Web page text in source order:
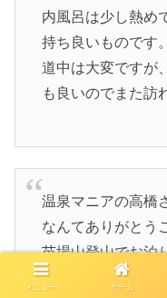
内風呂は少し熱め
持ち良いものです。
道中は大変ですが
も良いのでまた訪
温泉マニアの高橋
なんてありがとう
苗場山登山でお泊
屋敷温泉♨️秀清館
メニュー ホーム